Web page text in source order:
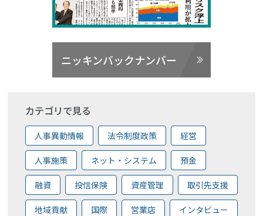
ニッキンバックナンバー
カテゴリで見る
人事異動情報 法令制度政策 経営
人事施策 ネット・システム 預金
融資 投信保険 資産管理 取引先支援
地域貢献 国際 営業店 インタビュー